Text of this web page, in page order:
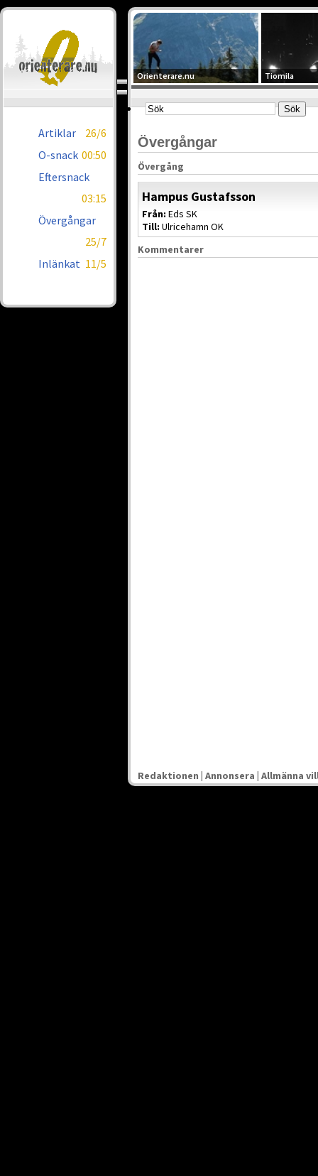
Artiklar
26/6
O-snack 00:50
Eftersnack
03:15
Övergångar
25/7
Inlänkat 11/5
Orienterare.nu Tiomila
Övergångar
Övergång
Hampus Gustafsson
Från: Eds SK
Till: Ulricehamn OK
Kommentarer
Redaktionen | Annonsera | Allmänna